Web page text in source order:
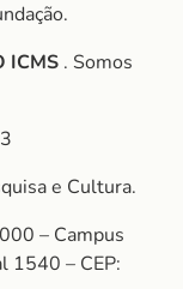
ICMS . Somos
e Cultura.
– Campus
1540 – CEP: